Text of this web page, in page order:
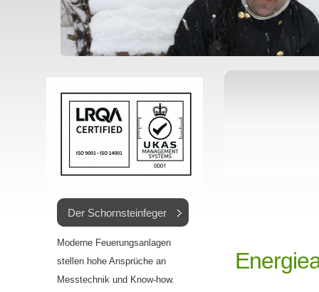
Der Schornsteinfeger
Moderne Feuerungsanlagen
stellen hohe Ansprüche an
Messtechnik und Know-how.